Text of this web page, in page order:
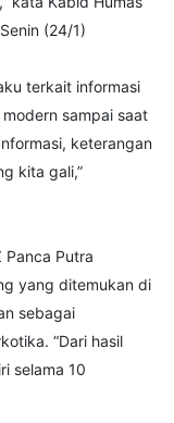
(24/1)
terkait informasi
sampai saat
keterangan
kita gali,”
Panca Putra
yang ditemukan di
sebagai
“Dari hasil
selama 10